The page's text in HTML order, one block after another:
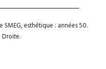
esthétique : années 50.
Droite.